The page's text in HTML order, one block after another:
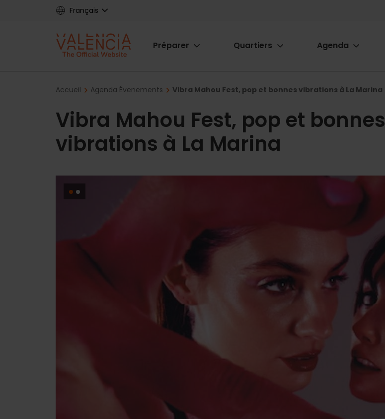
Français
Main
Préparer Quartiers Agenda
Breadcrumb
Accueil Agenda Évenements Vibra Mahou Fest, pop et bonnes vibrations à La Marina
Vibra Mahou Fest, pop et bonnes
vibrations à La Marina